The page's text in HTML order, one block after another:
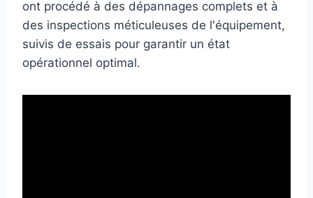
ont procédé à des dépannages complets et à
des inspections méticuleuses de l'équipement,
suivis de essais pour garantir un état
opérationnel optimal.